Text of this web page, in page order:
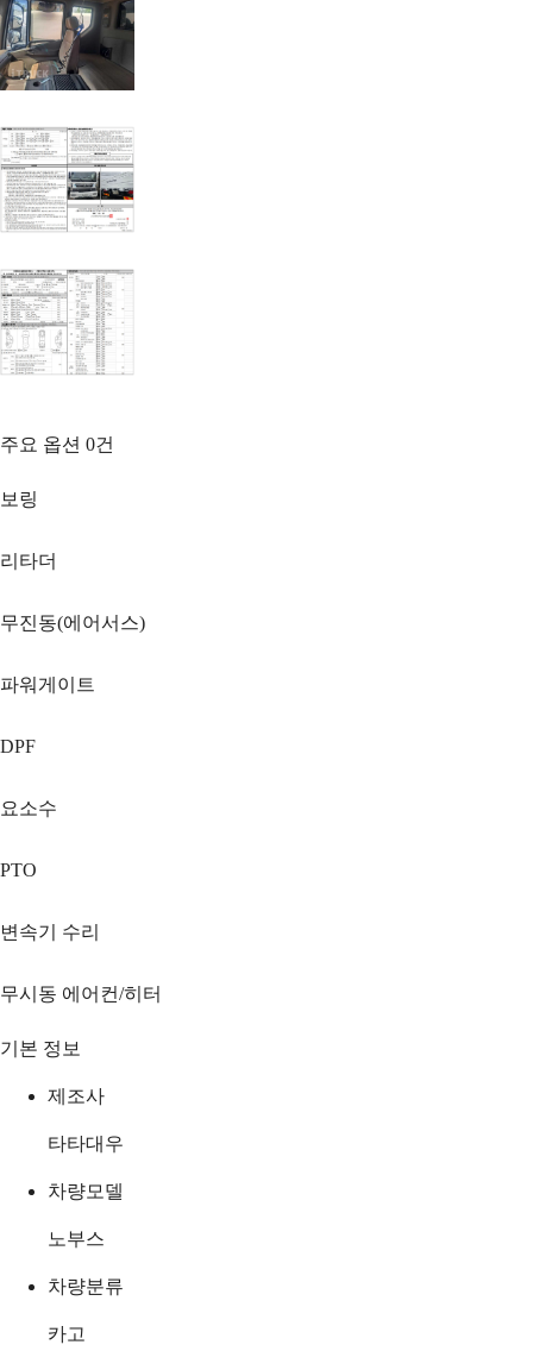
주요 옵션 0건
보링
리타더
무진동(에어서스)
파워게이트
DPF
요소수
PTO
변속기 수리
무시동 에어컨/히터
기본 정보
제조사
타타대우
차량모델
노부스
차량분류
카고